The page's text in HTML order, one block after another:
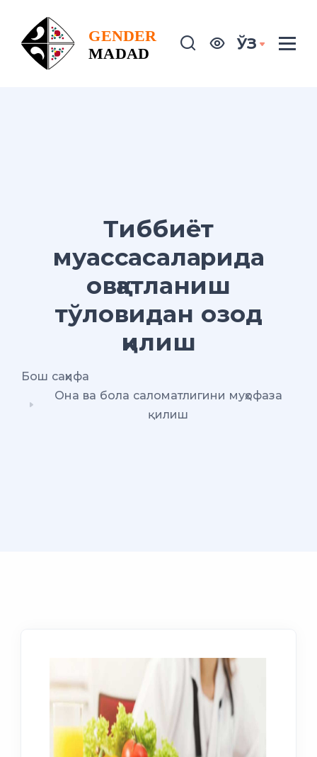
ЎЗ
Тиббиёт
муассасаларида
овқатланиш
тўловидан озод
қилиш
Бош саҳифа
Она ва бола саломатлигини муҳофаза
қилиш